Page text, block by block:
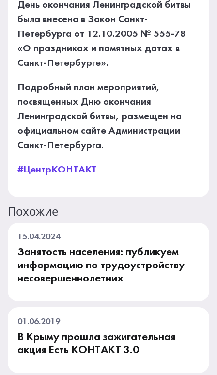
День окончания Ленинградской битвы
была внесена в Закон Санкт-
Петербурга от 12.10.2005 № 555-78
«О праздниках и памятных датах в
Санкт-Петербурге».
Подробный план мероприятий,
посвященных Дню окончания
Ленинградской битвы, размещен на
официальном сайте Администрации
Санкт-Петербурга.
#ЦентрКОНТАКТ
Похожие
15.04.2024
Занятость населения: публикуем
информацию по трудоустройству
несовершеннолетних
01.06.2019
В Крыму прошла зажигательная
акция Есть КОНТАКТ 3.0